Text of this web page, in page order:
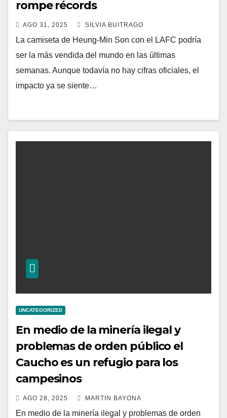
rompe récords
AGO 31, 2025 SILVIA BUITRAGO
La camiseta de Heung-Min Son con el LAFC podría
ser la más vendida del mundo en las últimas
semanas. Aunque todavía no hay cifras oficiales, el
impacto ya se siente…
UNCATEGORIZED
En medio de la minería ilegal y
problemas de orden público el
Caucho es un refugio para los
campesinos
AGO 28, 2025 MARTIN BAYONA
En medio de la minería ilegal y problemas de orden